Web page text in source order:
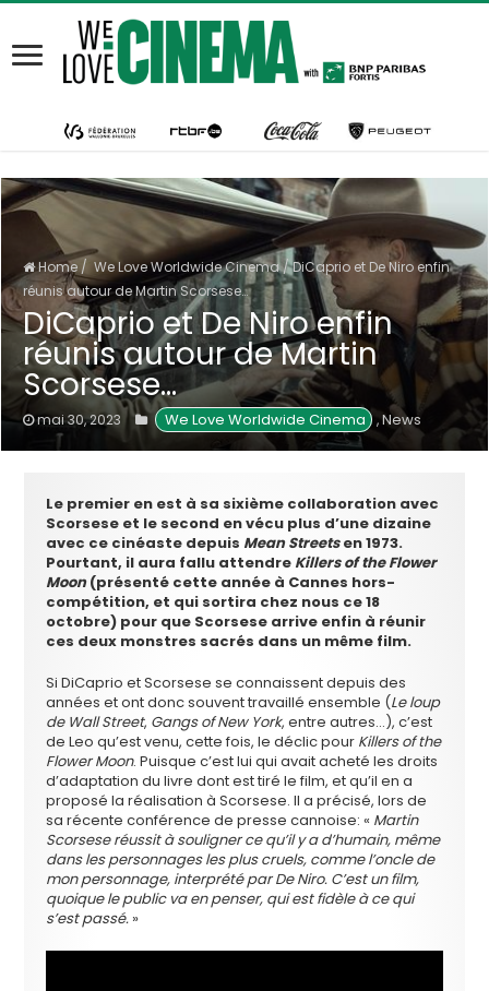
Home / We Love Worldwide Cinema/DiCaprio et De Niro enfin
réunis autour de Martin Scorsese…
DiCaprio et De Niro enfin
réunis autour de Martin
Scorsese…
mai 30, 2023 We Love Worldwide Cinema ,News
Le premier en est à sa sixième collaboration avec
Scorsese et le second en vécu plus d’une dizaine
avec ce cinéaste depuis Mean Streetsen 1973.
Pourtant, il aura fallu attendre Killers of the Flower
Moon(présenté cette année à Cannes hors-
compétition, et qui sortira chez nous ce 18
octobre) pour que Scorsese arrive enfin à réunir
ces deux monstres sacrés dans un même film.
Si DiCaprio et Scorsese se connaissent depuis des
années et ont donc souvent travaillé ensemble (Le loup
de Wall Street, Gangs of New York, entre autres…), c’est
de Leo qu’est venu, cette fois, le déclic pour Killers of the
Flower Moon. Puisque c’est lui qui avait acheté les droits
d’adaptation du livre dont est tiré le film, et qu’il en a
proposé la réalisation à Scorsese. Il a précisé, lors de
sa récente conférence de presse cannoise: « Martin
Scorsese réussit à souligner ce qu’il y a d’humain, même
dans les personnages les plus cruels, comme l’oncle de
mon personnage, interprété par De Niro. C’est un film,
quoique le public va en penser, qui est fidèle à ce qui
s’est passé. »